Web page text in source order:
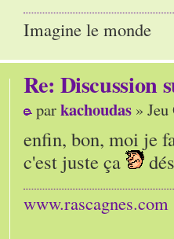
Imagine le monde
Re: Discussion
parkachoudas »
enfin, bon, moi je
c'est juste ça
www.rascagnes.com